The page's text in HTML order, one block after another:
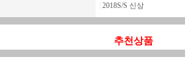
2018S/S 신상
추천상품